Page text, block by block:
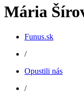
Mária
Funus.sk
/
Opustili nás
/